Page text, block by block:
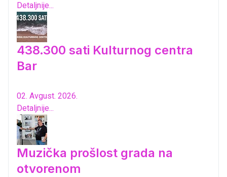
Detaljnije...
438.300 sati Kulturnog centra
Bar
02. Avgust. 2026.
Detaljnije...
Muzička prošlost grada na
otvorenom